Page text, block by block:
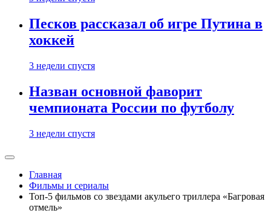
Песков рассказал об игре Путина в
хоккей
3 недели спустя
Назван основной фаворит
чемпионата России по футболу
3 недели спустя
Главная
Фильмы и сериалы
Топ-5 фильмов со звездами акульего триллера «Багровая
отмель»